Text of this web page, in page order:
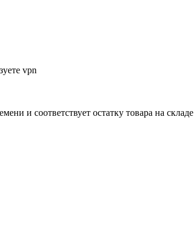
vpn
и соответствует остатку товара на складе